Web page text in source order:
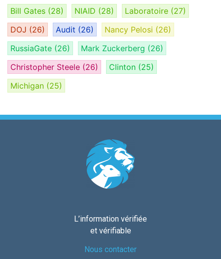
Bill Gates (28) NIAID (28) Laboratoire (27)
DOJ (26) Audit (26) Nancy Pelosi (26)
RussiaGate (26) Mark Zuckerberg (26)
Christopher Steele (26) Clinton (25)
Michigan (25)
L’information vérifiée
et vérifiable
Nous contacter